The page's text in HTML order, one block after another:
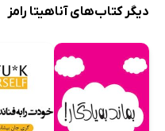
دیگر کتاب‌های آناهیتا رامز